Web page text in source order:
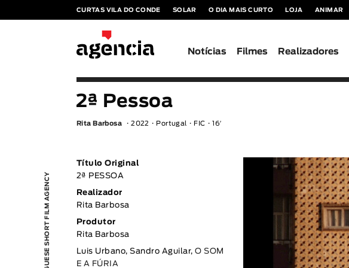
CURTAS VILA DO CONDE SOLAR O DIA MAIS CURTO LOJA ANIMAR
Notícias Filmes Realizadores
PORTUGUESE SHORT FILM AGENCY
2ª Pessoa
Rita Barbosa 2022 Portugal FIC 16′
Título Original
2ª PESSOA
Realizador
Rita Barbosa
Produtor
Rita Barbosa
Luis Urbano, Sandro Aguilar,O SOM
E A FÚRIA